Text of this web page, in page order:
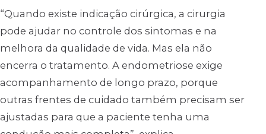
“Quando existe indicação cirúrgica, a cirurgia
pode ajudar no controle dos sintomas e na
melhora da qualidade de vida. Mas ela não
encerra o tratamento. A endometriose exige
acompanhamento de longo prazo, porque
outras frentes de cuidado também precisam ser
ajustadas para que a paciente tenha uma